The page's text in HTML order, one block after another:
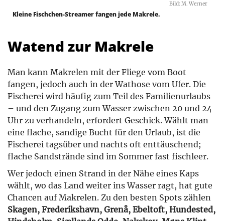
Bild: M. Werner
Kleine Fischchen-Streamer fangen jede Makrele.
Watend zur Makrele
Man kann Makrelen mit der Fliege vom Boot
fangen, jedoch auch in der Wathose vom Ufer. Die
Fischerei wird häufig zum Teil des Familienurlaubs
– und den Zugang zum Wasser zwischen 20 und 24
Uhr zu verhandeln, erfordert Geschick. Wählt man
eine flache, sandige Bucht für den Urlaub, ist die
Fischerei tagsüber und nachts oft enttäuschend;
flache Sandstrände sind im Sommer fast fischleer.
Wer jedoch einen Strand in der Nähe eines Kaps
wählt, wo das Land weiter ins Wasser ragt, hat gute
Chancen auf Makrelen. Zu den besten Spots zählen
Skagen, Frederikshavn, Grenå, Ebeltoft, Hundested,